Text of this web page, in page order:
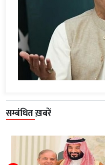
सम्बंधित ख़बरें